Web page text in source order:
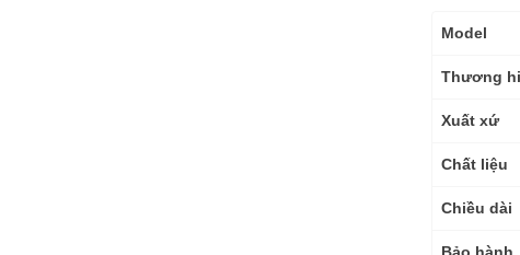
Thông
kỹ
Model
Thương
Xuất xứ
Chất liệu
Chiều dài